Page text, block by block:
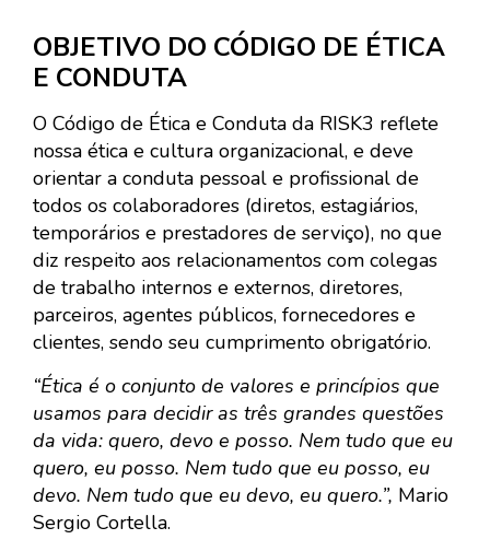
OBJETIVO DO CÓDIGO DE ÉTICA
E CONDUTA
O Código de Ética e Conduta da RISK3 reflete
nossa ética e cultura organizacional, e deve
orientar a conduta pessoal e profissional de
todos os colaboradores (diretos, estagiários,
temporários e prestadores de serviço), no que
diz respeito aos relacionamentos com colegas
de trabalho internos e externos, diretores,
parceiros, agentes públicos, fornecedores e
clientes, sendo seu cumprimento obrigatório.
“Ética é o conjunto de valores e princípios que
usamos para decidir as três grandes questões
da vida: quero, devo e posso. Nem tudo que eu
quero, eu posso. Nem tudo que eu posso, eu
devo. Nem tudo que eu devo, eu quero.”, Mario
Sergio Cortella.